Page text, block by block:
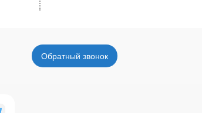
Обратный звонок